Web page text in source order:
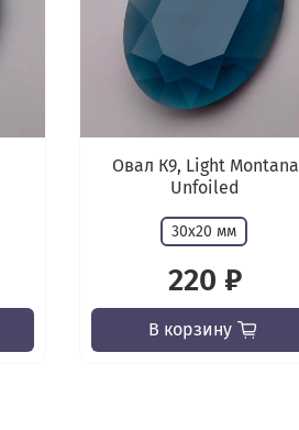
Овал К9, Light Montana
Unfoiled
30х20 мм
220 ₽
В корзину